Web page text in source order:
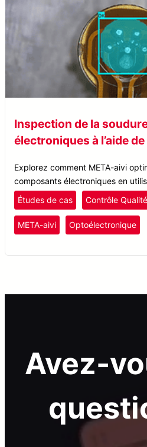
Inspection de la
électroniques à l’aide de
Explorez comment META-aivi
composants électroniques en
précision et réduire les erreurs
des soudures.
Études de cas Contrôle Qualité
META-aivi Optoélectronique
Avez-